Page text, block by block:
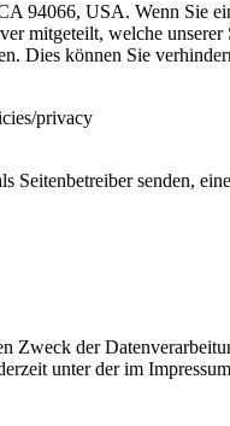
94066, USA. Wenn Sie
mitgeteilt, welche unserer
Dies können Sie
privacy
Seitenbetreiber senden,
Zweck der
unter der im